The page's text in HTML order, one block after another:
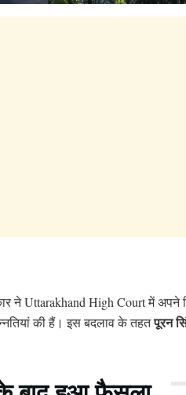
ने Uttarakhand High Court में अपने
की हैं। इस बदलाव के तहतपूरन